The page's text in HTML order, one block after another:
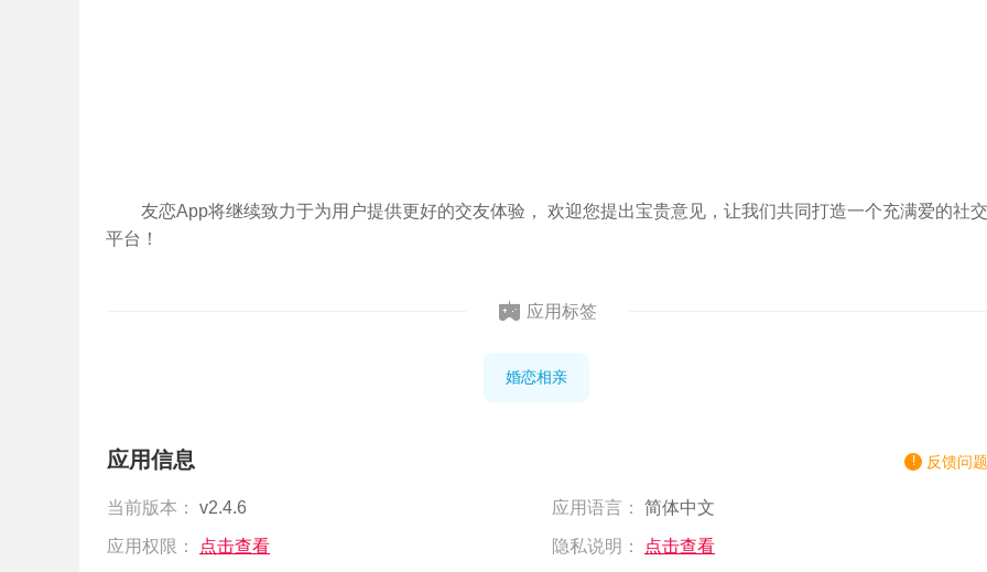
友恋App将继续致力于为用户提供更好的交友体验， 欢迎您提出宝贵意见，让我们共同打造一个充满爱的社交
平台！
应用标签
婚恋相亲
应用信息 反馈问题
当前版本： v2.4.6 应用语言： 简体中文
应用权限： 点击查看 隐私说明： 点击查看